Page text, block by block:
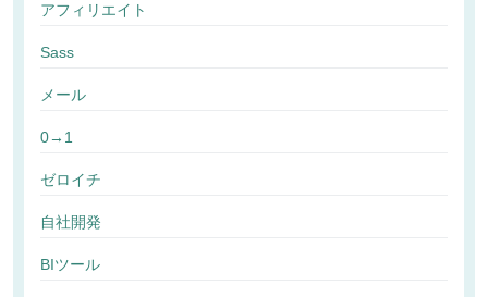
アフィリエイト
Sass
メール
0→1
ゼロイチ
自社開発
BIツール